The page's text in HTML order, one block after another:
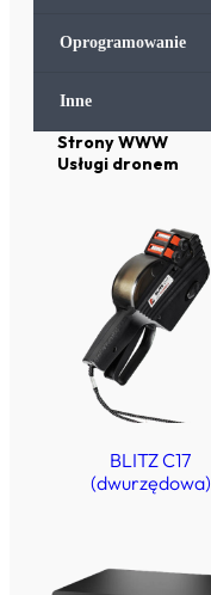
Oprogramowanie
Inne
Strony WWW
Usługi dronem
BLITZ C17
(dwurzędowa)